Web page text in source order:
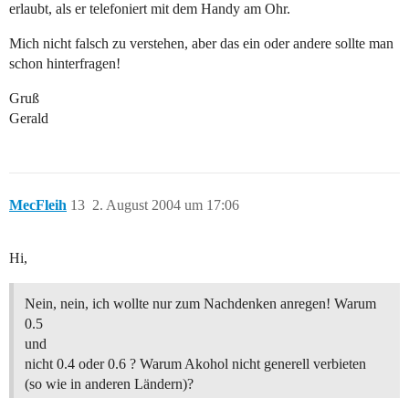
erlaubt, als er telefoniert mit dem Handy am Ohr.
Mich nicht falsch zu verstehen, aber das ein oder andere sollte man
schon hinterfragen!
Gruß
Gerald
MecFleih 2. August 2004 um 17:06
13
Hi,
Nein, nein, ich wollte nur zum Nachdenken anregen! Warum
0.5
und
nicht 0.4 oder 0.6 ? Warum Akohol nicht generell verbieten
(so wie in anderen Ländern)?